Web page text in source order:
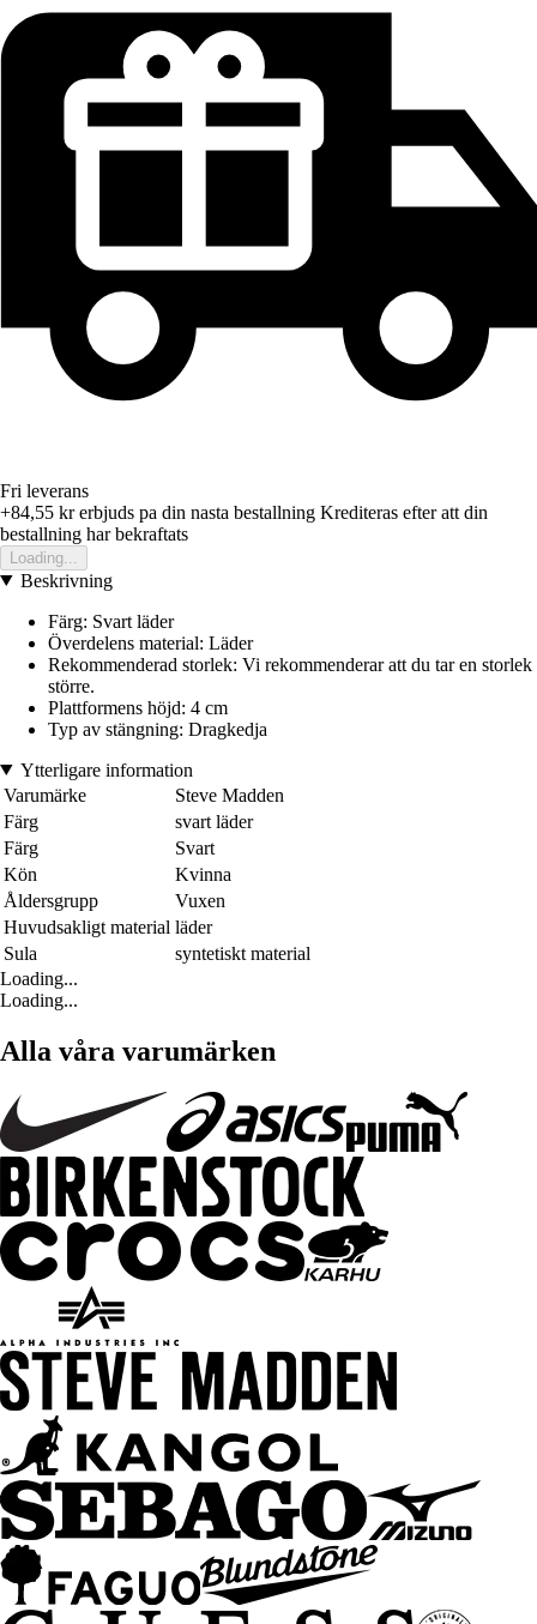
Fri leverans
+84,55 krerbjuds pa din nasta bestallning Krediteras efter att din
bestallning har bekraftats
Loading...
Beskrivning
Färg: Svart läder
Överdelens material: Läder
Rekommenderad storlek: Vi rekommenderar att du tar en storlek
större.
Plattformens höjd: 4 cm
Typ av stängning: Dragkedja
Ytterligare information
Varumärke
Steve Madden
Färg
svart läder
Färg
Svart
Kön
Kvinna
Åldersgrupp
Vuxen
Huvudsakligt material läder
Sula
syntetiskt material
Loading...
Loading...
Alla våra varumärken